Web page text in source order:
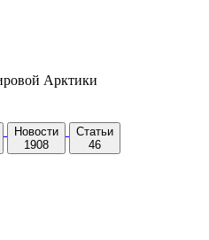
Арктики
Новости
1908
Статьи
46